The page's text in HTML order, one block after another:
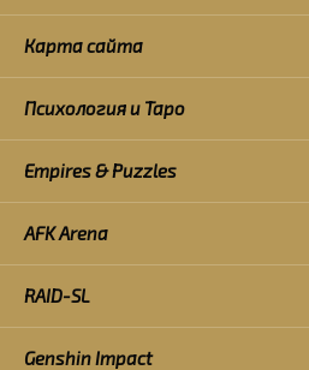
Карта сайта
Психология и Таро
Empires & Puzzles
AFK Arena
RAID-SL
Genshin Impact